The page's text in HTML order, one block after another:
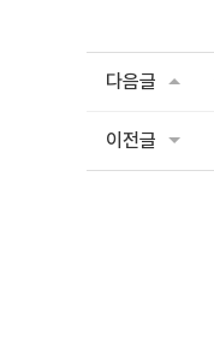
다음글
이전글